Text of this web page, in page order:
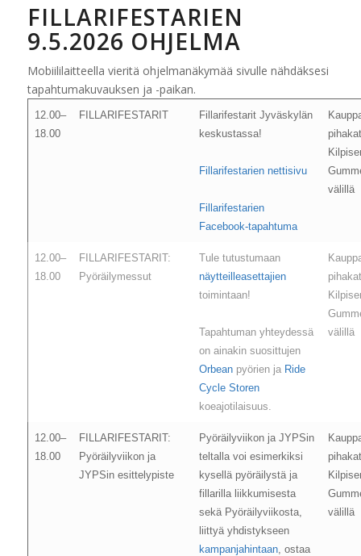
FILLARIFESTARIEN
9.5.2026 OHJELMA
Mobiililaitteella vieritä ohjelmanäkymää sivulle nähdäksesi
tapahtumakuvauksen ja -paikan.
12.00–
18.00
FILLARIFESTARIT
Fillarifestarit Jyväskylän
keskustassa!
Fillarifestarien nettisivu
Fillarifestarien
Facebook-tapahtuma
välillä
12.00–
18.00
FILLARIFESTARIT:
Pyöräilymessut
Tule tutustumaan
näytteilleasettajien
toimintaan!
Tapahtuman yhteydessä
on ainakin suosittujen
Orbeanpyörien ja Ride
Cycle Storen
koeajotilaisuus.
välillä
12.00–
18.00
FILLARIFESTARIT:
Pyöräilyviikon ja
JYPSin esittelypiste
Pyöräilyviikon ja JYPSin
teltalla voi esimerkiksi
kysellä pyöräilystä ja
fillarilla liikkumisesta
sekä Pyöräilyviikosta,
liittyä yhdistykseen
kampanjahintaan, ostaa
välillä